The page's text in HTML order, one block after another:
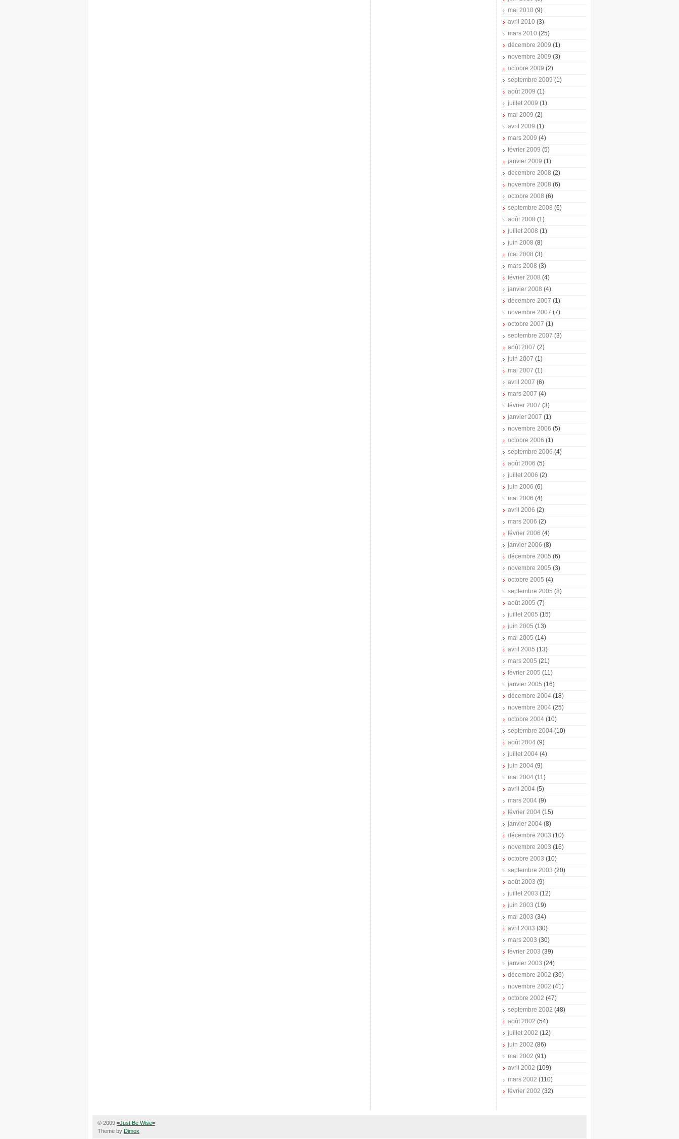
mai 2010 (9)
avril 2010 (3)
mars 2010 (25)
décembre 2009 (1)
novembre 2009 (3)
octobre 2009 (2)
septembre 2009 (1)
août 2009 (1)
juillet 2009 (1)
mai 2009 (2)
avril 2009 (1)
mars 2009 (4)
février 2009 (5)
janvier 2009 (1)
décembre 2008 (2)
novembre 2008 (6)
octobre 2008 (6)
septembre 2008 (6)
août 2008 (1)
juillet 2008 (1)
juin 2008 (8)
mai 2008 (3)
mars 2008 (3)
février 2008 (4)
janvier 2008 (4)
décembre 2007 (1)
novembre 2007 (7)
octobre 2007 (1)
septembre 2007 (3)
août 2007 (2)
juin 2007 (1)
mai 2007 (1)
avril 2007 (6)
mars 2007 (4)
février 2007 (3)
janvier 2007 (1)
novembre 2006 (5)
octobre 2006 (1)
septembre 2006 (4)
août 2006 (5)
juillet 2006 (2)
juin 2006 (6)
mai 2006 (4)
avril 2006 (2)
mars 2006 (2)
février 2006 (4)
janvier 2006 (8)
décembre 2005 (6)
novembre 2005 (3)
octobre 2005 (4)
septembre 2005 (8)
août 2005 (7)
juillet 2005 (15)
juin 2005 (13)
mai 2005 (14)
avril 2005 (13)
mars 2005 (21)
février 2005 (11)
janvier 2005 (16)
décembre 2004 (18)
novembre 2004 (25)
octobre 2004 (10)
septembre 2004 (10)
août 2004 (9)
juillet 2004 (4)
juin 2004 (9)
mai 2004 (11)
avril 2004 (5)
mars 2004 (9)
février 2004 (15)
janvier 2004 (8)
décembre 2003 (10)
novembre 2003 (16)
octobre 2003 (10)
septembre 2003 (20)
août 2003 (9)
juillet 2003 (12)
juin 2003 (19)
mai 2003 (34)
avril 2003 (30)
mars 2003 (30)
février 2003 (39)
janvier 2003 (24)
décembre 2002 (36)
novembre 2002 (41)
octobre 2002 (47)
septembre 2002 (48)
août 2002 (54)
juillet 2002 (12)
juin 2002 (86)
mai 2002 (91)
avril 2002 (109)
mars 2002 (110)
février 2002 (32)
© 2009 =Just Be Wise=
Theme by Dimox